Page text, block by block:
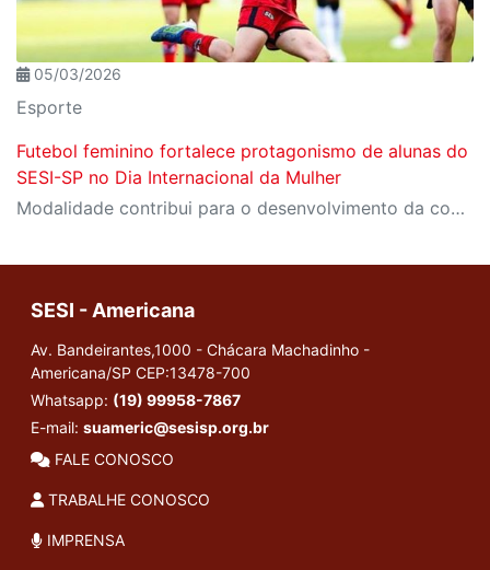
05/03/2026
Esporte
Futebol feminino fortalece protagonismo de alunas do
SESI-SP no Dia Internacional da Mulher
Modalidade contribui para o desenvolvimento da confiança, do trabalho em equipe e da autonomia de meninas nas unidades de Mauá e Americana
SESI - Americana
Av. Bandeirantes,1000 - Chácara Machadinho -
Americana/SP CEP:13478-700
Whatsapp: (19) 99958-7867
E-mail: suameric@sesisp.org.br
FALE CONOSCO
TRABALHE CONOSCO
IMPRENSA